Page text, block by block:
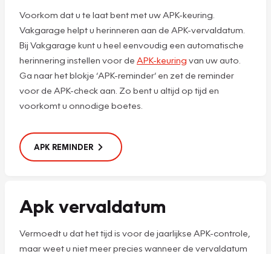
Voorkom dat u te laat bent met uw APK-keuring.
Vakgarage helpt u herinneren aan de APK-vervaldatum.
Bij Vakgarage kunt u heel eenvoudig een automatische
herinnering instellen voor de APK-keuring van uw auto.
Ga naar het blokje ‘APK-reminder’ en zet de reminder
voor de APK-check aan. Zo bent u altijd op tijd en
voorkomt u onnodige boetes.
APK REMINDER
Apk vervaldatum
Vermoedt u dat het tijd is voor de jaarlijkse APK-controle,
maar weet u niet meer precies wanneer de vervaldatum